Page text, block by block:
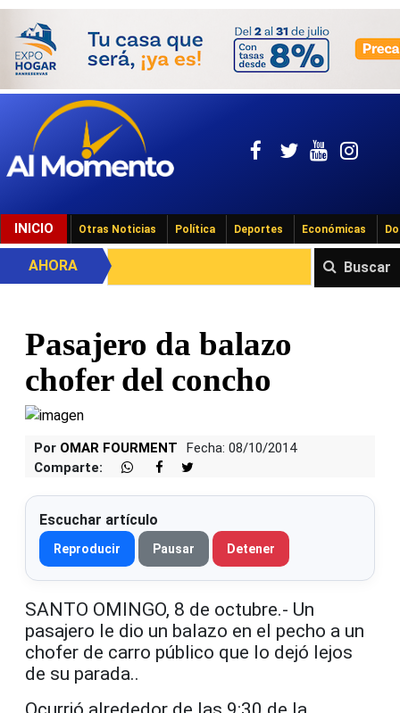
INICIO Otras Noticias Política Deportes Económicas
Buscar
AHORA
Pasajero da balazo
chofer del concho
Por OMAR FOURMENT
Fecha: 08/10/2014
Comparte:
Escuchar artículo
Reproducir Pausar Detener
SANTO OMINGO, 8 de octubre.- Un
pasajero le dio un balazo en el pecho a un
chofer de carro público que lo dejó lejos
de su parada..